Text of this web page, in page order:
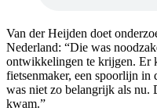
Van der Heijden doet
Nederland: “Die was
ontwikkelingen te krijgen. Er
fietsenmaker, een spoorlijn
was niet zo belangrijk als nu.
kwam.”